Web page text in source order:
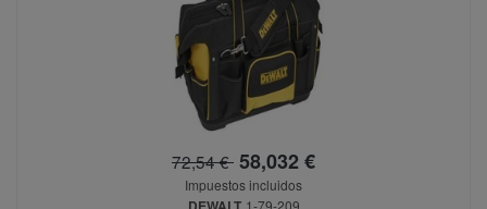
72,54 € 58,032 €
Impuestos incluidos
1-79-209